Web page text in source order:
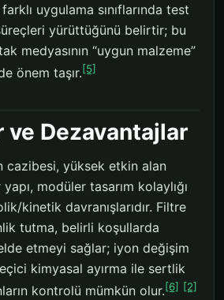
uygulama sınıflarında test
yürüttüğünü belirtir; bu
medyasının “uygun malzeme”
önem taşır.[5]
ve Dezavantajlar
cazibesi, yüksek etkin alan
modüler tasarım kolaylığı
kinetik davranışlarıdır. Filtre
tutma, belirli koşullarda
etmeyi sağlar; iyon değişim
kimyasal ayırma ile sertlik
kontrolü mümkün olur.[6] [2]